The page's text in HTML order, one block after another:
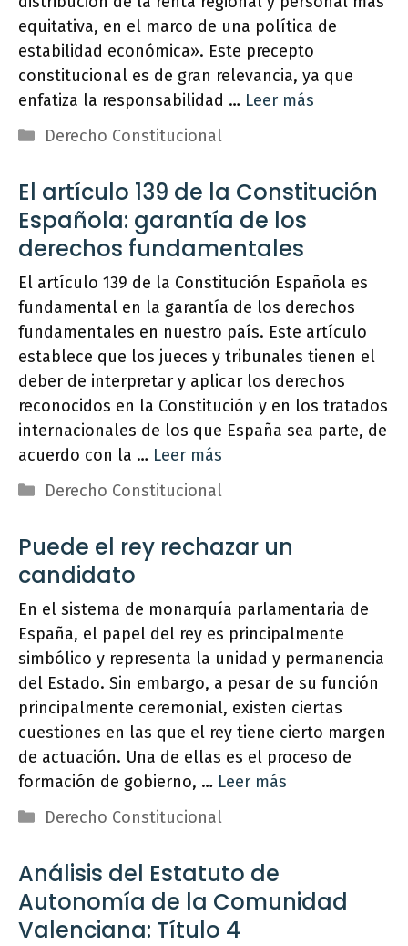
equitativa, en el marco de una política de
estabilidad económica». Este precepto
constitucional es de gran relevancia, ya que
enfatiza la responsabilidad … Leer más
Categorías
Derecho Constitucional
El artículo 139 de la Constitución
Española: garantía de los
derechos fundamentales
El artículo 139 de la Constitución Española es
fundamental en la garantía de los derechos
fundamentales en nuestro país. Este artículo
establece que los jueces y tribunales tienen el
deber de interpretar y aplicar los derechos
reconocidos en la Constitución y en los tratados
internacionales de los que España sea parte, de
acuerdo con la … Leer más
Categorías
Derecho Constitucional
Puede el rey rechazar un
candidato
En el sistema de monarquía parlamentaria de
España, el papel del rey es principalmente
simbólico y representa la unidad y permanencia
del Estado. Sin embargo, a pesar de su función
principalmente ceremonial, existen ciertas
cuestiones en las que el rey tiene cierto margen
de actuación. Una de ellas es el proceso de
formación de gobierno, … Leer más
Categorías
Derecho Constitucional
Análisis del Estatuto de
Autonomía de la Comunidad
Valenciana: Título 4